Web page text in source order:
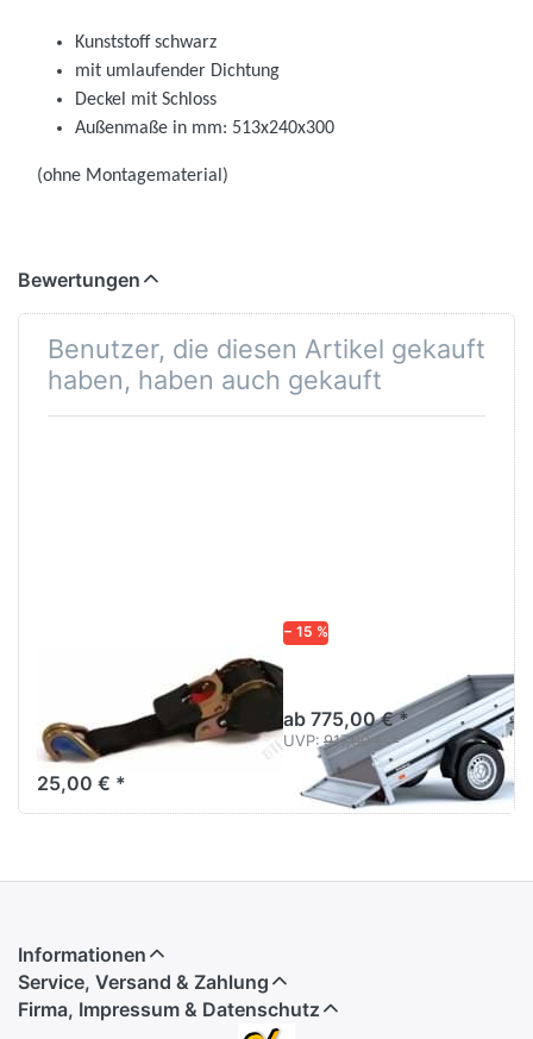
Kunststoff schwarz
mit umlaufender Dichtung
Deckel mit Schloss
Außenmaße in mm: 513x240x300
(ohne Montagematerial)
Bewertungen
Benutzer, die diesen Artikel gekauft
haben, haben auch gekauft
Automatik 750
daN
25,00 € *
− 15 %
ab 775,00 € *
UVP: 917,00 € *
Informationen
Service, Versand & Zahlung
Firma, Impressum & Datenschutz